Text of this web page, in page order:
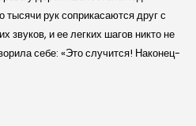
тысячи рук соприкасаются друг с
звуков, и ее легких шагов никто не
себе: «Это случится! Наконец-